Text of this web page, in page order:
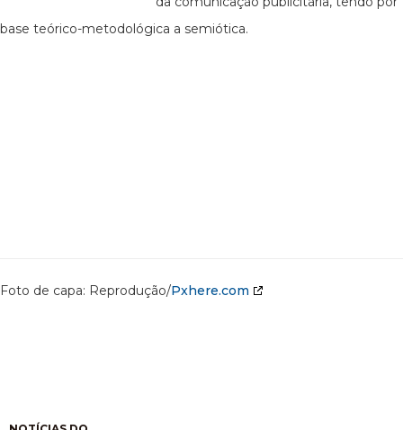
base teórico-metodológica a semiótica.
Foto de capa: Reprodução/Pxhere.com